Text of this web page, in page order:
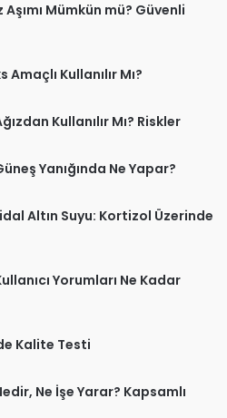
Mümkün mü? Güvenli
Kullanılır Mı?
Kullanılır Mı? Riskler
Yanığında Ne Yapar?
Altın Suyu: Kortizol Üzerinde
Yorumları Ne Kadar
Kalite Testi
Ne İşe Yarar? Kapsamlı